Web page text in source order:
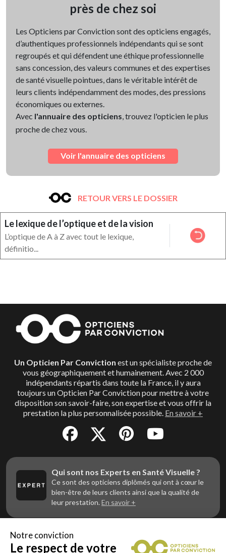
près de chez soi
Les Opticiens par Conviction sont des opticiens engagés,
d’authentiques professionnels indépendants qui se sont
regroupés et qui défendent une éthique professionnelle
sans concession, des valeurs communes et des expertises
de santé visuelle pointues, dans le véritable intérêt de
leurs clients indépendamment des modes, des pressions
économiques ou externes.
Avec l'annuaire des opticiens , trouvez l'opticien le plus
proche de chez vous.
Voir l'annuaire des opticiens
RETOUR VERS LE DOSSIER
Le lexique de l’optique et de la vision
L’optique de A à Z avec tout le lexique,
définitio...
Un Opticien Par Conviction est un spécialiste proche de
vous géographiquement et humainement. Avec 2 000
indépendants répartis dans toute la France, il y aura
toujours un Opticien Par Conviction pour mettre à votre
disposition son savoir-faire, son expertise et vous offrir la
prestation la plus personnalisée possible. En savoir +
Qui sont nos Experts en Santé Visuelle ?
Ce sont des opticiens diplômés qui ont à cœur le
bien-être de leurs clients ainsi que la qualité de
leur prestation. En savoir +
Vous êtes un professionnel de la vue et
Notre conviction
Le respect de votre